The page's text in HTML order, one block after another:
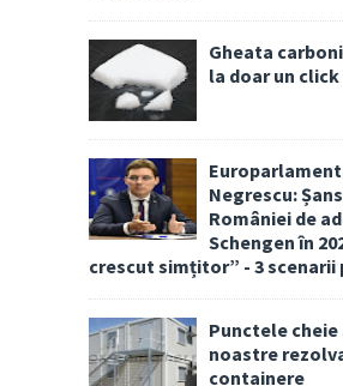
Gheata
la doar un
Negrescu:
României de
Schengen în
crescut simțitor” - 3 scenarii
Punctele
noastre
containere